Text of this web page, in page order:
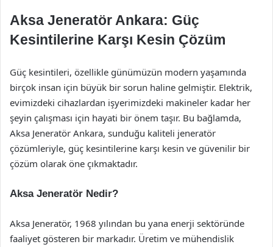
Aksa Jeneratör Ankara: Güç
Kesintilerine Karşı Kesin Çözüm
Güç kesintileri, özellikle günümüzün modern yaşamında
birçok insan için büyük bir sorun haline gelmiştir. Elektrik,
evimizdeki cihazlardan işyerimizdeki makineler kadar her
şeyin çalışması için hayati bir önem taşır. Bu bağlamda,
Aksa Jeneratör Ankara, sunduğu kaliteli jeneratör
çözümleriyle, güç kesintilerine karşı kesin ve güvenilir bir
çözüm olarak öne çıkmaktadır.
Aksa Jeneratör Nedir?
Aksa Jeneratör, 1968 yılından bu yana enerji sektöründe
faaliyet gösteren bir markadır. Üretim ve mühendislik